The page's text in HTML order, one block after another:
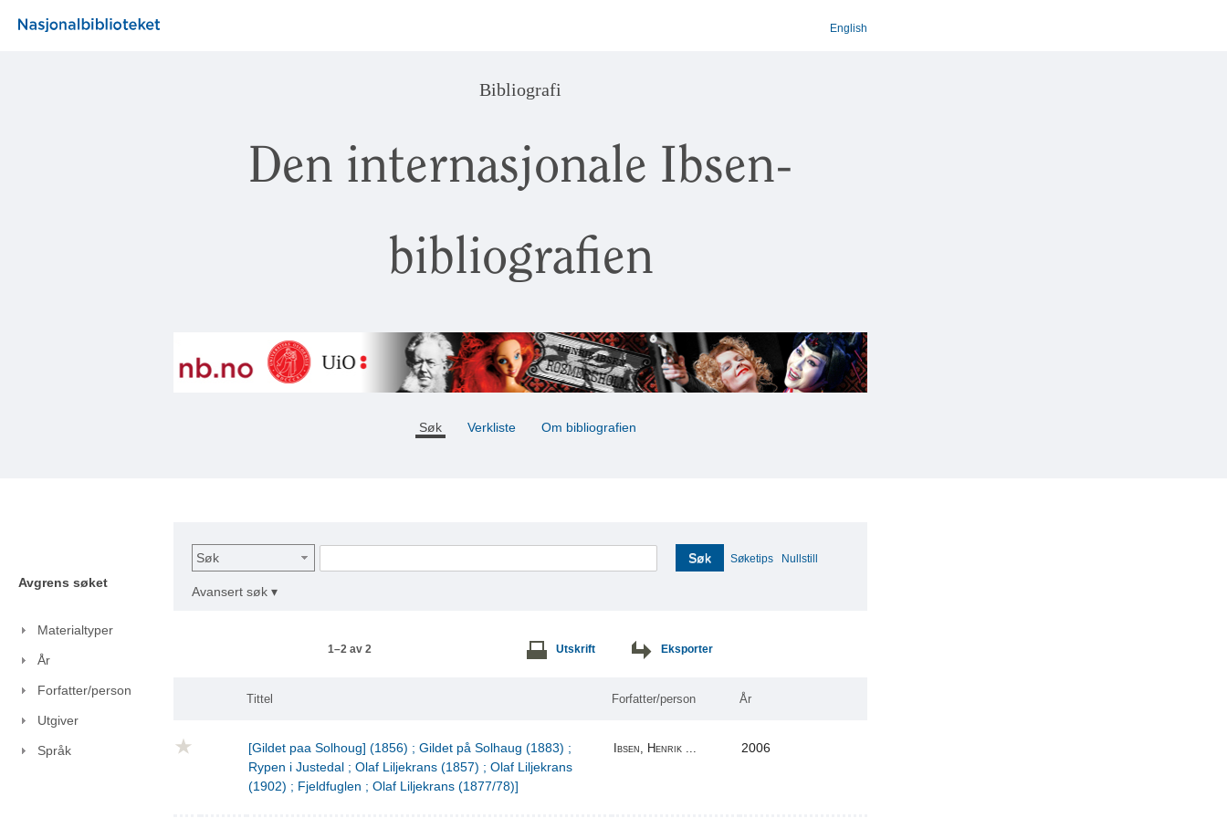
English
Bibliografi
Den internasjonale Ibsen-
bibliografien
Søk Verkliste Om bibliografien
Avgrens søket
Materialtyper
År
Forfatter/person
Utgiver
Språk
Søk Søk Søketips Nullstill
Avansert søk ▾
1–2 av 2 Utskrift Eksporter
Tittel Forfatter/person År
[Gildet paa Solhoug] (1856) ; Gildet på Solhaug (1883) ;
Rypen i Justedal ; Olaf Liljekrans (1857) ; Olaf Liljekrans
(1902) ; Fjeldfuglen ; Olaf Liljekrans (1877/78)]
Ibsen, Henrik ... 2006